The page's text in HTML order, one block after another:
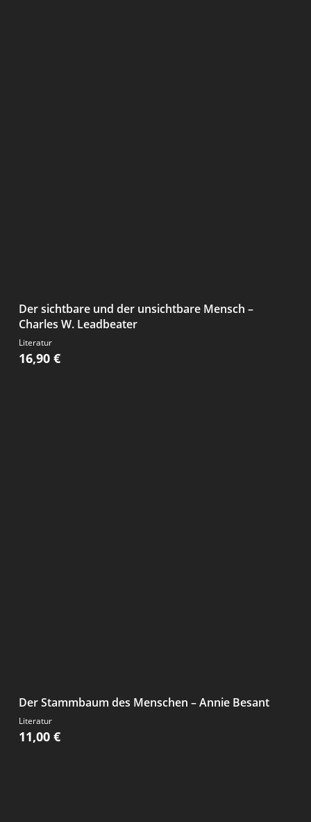
Der sichtbare und der unsichtbare Mensch –
Charles W. Leadbeater
Literatur
16,90 €
Der Stammbaum des Menschen – Annie Besant
Literatur
11,00 €